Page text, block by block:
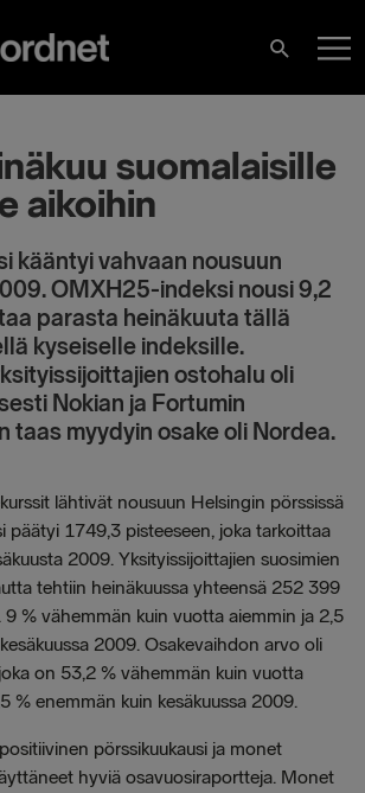
Search
suomalaisille
aikoihin
kääntyi vahvaan nousuun
OMXH25-indeksi nousi 9,2
parasta heinäkuuta tällä
kyseiselle indeksille.
ostohalu oli
Nokian ja Fortumin
taas myydyin osake oli Nordea.
lähtivät nousuun Helsingin pörssissä
päätyi 1749,3 pisteeseen, joka tarkoittaa
2009. Yksityissijoittajien suosimien
tehtiin heinäkuussa yhteensä 252 399
9 % vähemmän kuin vuotta aiemmin ja 2,5
2009. Osakevaihdon arvo oli
on 53,2 % vähemmän kuin vuotta
% enemmän kuin kesäkuussa 2009.
pörssikuukausi ja monet
hyviä osavuosiraportteja. Monet